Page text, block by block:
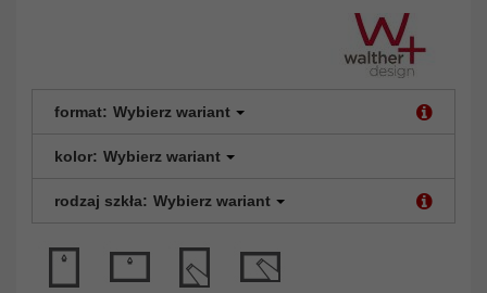
format: Wybierz wariant
kolor: Wybierz wariant
rodzaj szkła: Wybierz wariant